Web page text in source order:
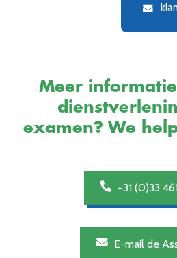
Meer
examen? We
+31 (0)33
E-mail de